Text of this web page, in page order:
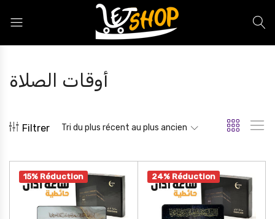
أوقات الصلاة
Filtrer Tri du plus récent au plus ancien
15% Réduction 24% Réduction